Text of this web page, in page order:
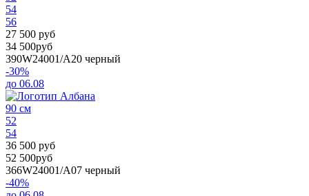
54
56
27 500 руб
34 500руб
390W24001/А20 черный
-30%
до 06.08
90 см
52
54
36 500 руб
52 500руб
366W24001/А07 черный
-40%